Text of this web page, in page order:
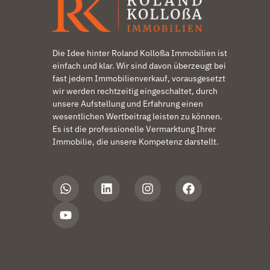
Die Idee hinter Roland Kolloßa Immobilien ist
einfach und klar. Wir sind davon überzeugt bei
fast jedem Immobilienverkauf, vorausgesetzt
wir werden rechtzeitig eingeschaltet, durch
unsere Aufstellung und Erfahrung einen
wesentlichen Wertbeitrag leisten zu können.
Es ist die professionelle Vermarktung Ihrer
Immobilie, die unsere Kompetenz darstellt.